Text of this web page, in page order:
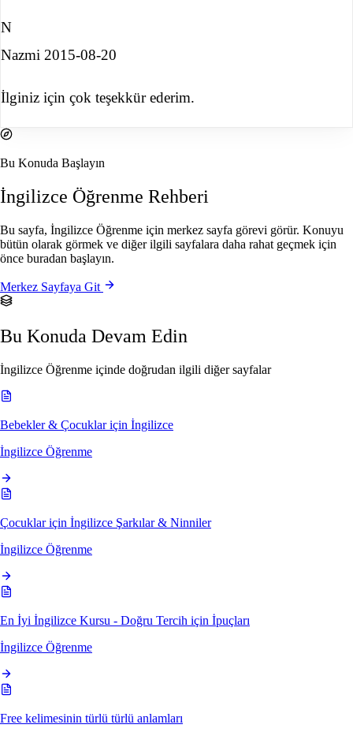
N
Nazmi 2015-08-20
İlginiz için çok teşekkür ederim.
Bu Konuda Başlayın
İngilizce Öğrenme Rehberi
Bu sayfa, İngilizce Öğrenme için merkez sayfa görevi görür. Konuyu
bütün olarak görmek ve diğer ilgili sayfalara daha rahat geçmek için
önce buradan başlayın.
Merkez Sayfaya Git
Bu Konuda Devam Edin
İngilizce Öğrenme içinde doğrudan ilgili diğer sayfalar
Bebekler & Çocuklar için İngilizce
İngilizce Öğrenme
Çocuklar için İngilizce Şarkılar & Ninniler
İngilizce Öğrenme
En İyi İngilizce Kursu - Doğru Tercih için İpuçları
İngilizce Öğrenme
Free kelimesinin türlü türlü anlamları